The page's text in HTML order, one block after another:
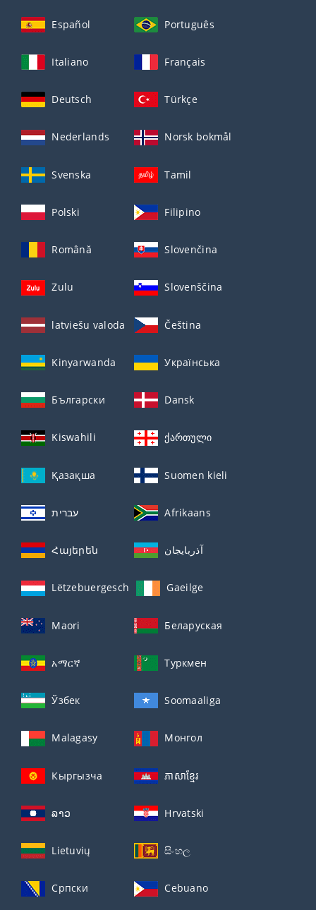
Español Português
Italiano Français
Deutsch Türkçe
Nederlands Norsk bokmål
Svenska Tamil
Polski Filipino
Română Slovenčina
Zulu Slovenščina
latviešu valoda Čeština
Kinyarwanda Українська
Български Dansk
Kiswahili ქართული
Қазақша Suomen kieli
עברית Afrikaans
Հայերեն آذربايجان
Lëtzebuergesch Gaeilge
Maori Беларуская
አማርኛ Туркмен
Ўзбек Soomaaliga
Malagasy Монгол
Кыргызча ភាសាខ្មែរ
ລາວ Hrvatski
Lietuvių සිංහල
Српски Cebuano